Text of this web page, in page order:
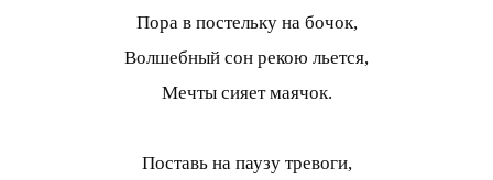
Пора в постельку на бочок,
Волшебный сон рекою льется,
Мечты сияет маячок.
Поставь на паузу тревоги,